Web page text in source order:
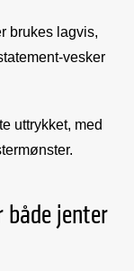
brukes lagvis,
vesker
uttrykket, med
både jenter